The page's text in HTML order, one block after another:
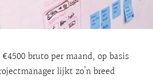
bruto per maand, op basis
lijkt zo’n breed